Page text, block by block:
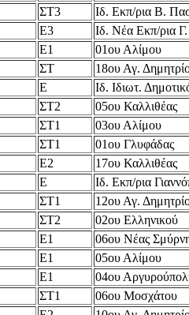
ΣΤ3 Ιδ. Εκπ/ρια Β.
Ε3 Ιδ. Νέα Εκπ/ρια
Ε1 01ου Αλίμου
ΣΤ 18ου Αγ.
Ε Ιδ. Ιδιωτ.
ΣΤ2 05ου Καλλιθέας
ΣΤ1 03ου Αλίμου
ΣΤ1 01ου Γλυφάδας
Ε2 17ου Καλλιθέας
Ε Ιδ. Εκπ/ρια
ΣΤ1 12ου Αγ.
ΣΤ2 02ου Ελληνικού
Ε1 06ου Νέας
Ε1 05ου Αλίμου
Ε1 04ου
ΣΤ1 06ου Μοσχάτου